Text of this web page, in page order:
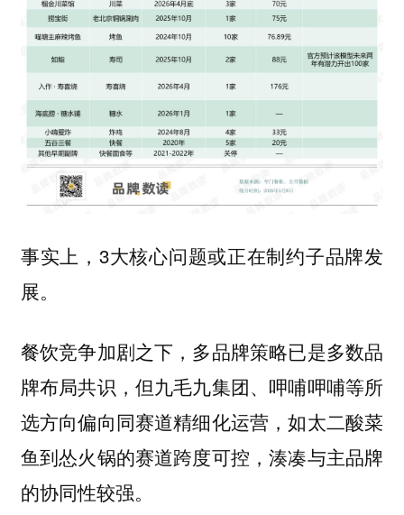
事实上，3大核心问题或正在制约子品牌发
展。
餐饮竞争加剧之下，多品牌策略已是多数品
牌布局共识，但九毛九集团、呷哺呷哺等所
选方向偏向同赛道精细化运营，如太二酸菜
鱼到怂火锅的赛道跨度可控，湊凑与主品牌
的协同性较强。